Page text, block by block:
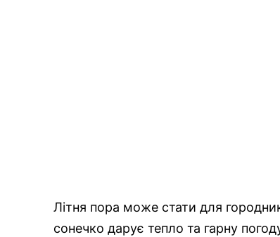
Літня пора може стати для
сонечко дарує тепло та гарну